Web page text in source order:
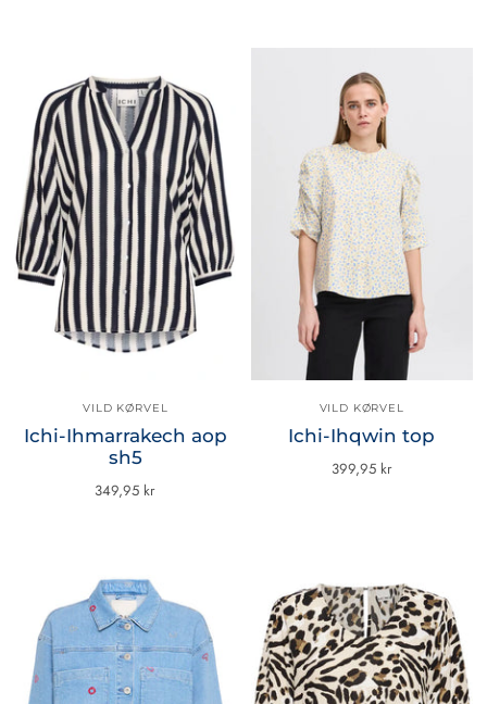
VILD KØRVEL
Ichi-Ihmarrakech aop
sh5
349,95 kr
VILD KØRVEL
Ichi-Ihqwin top
399,95 kr